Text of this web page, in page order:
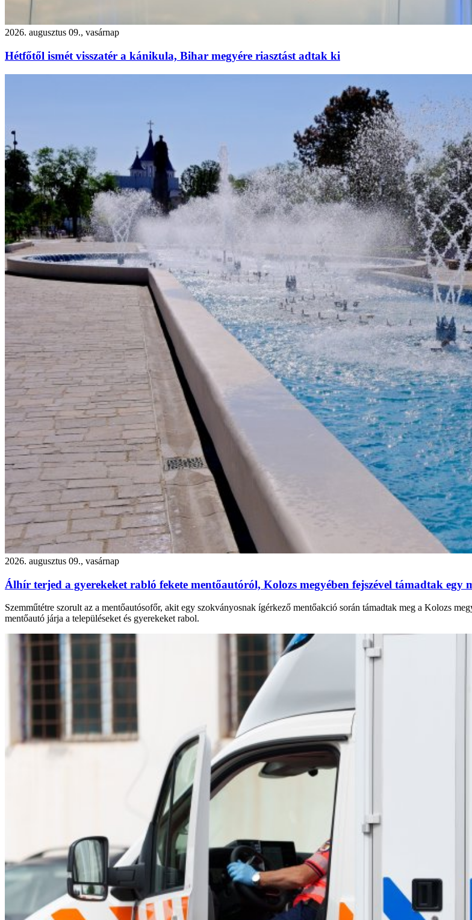
2026. augusztus 09., vasárnap
Hétfőtől ismét visszatér a kánikula, Bihar megyére riasztást adtak ki
2026. augusztus 09., vasárnap
Álhír terjed a gyerekeket rabló fekete mentőautóról, Kolozs megyében fejszével támadtak egy
Szemműtétre szorult az a mentőautósofőr, akit egy szokványosnak ígérkező mentőakció során támadtak meg a Kolozs
mentőautó járja a településeket és gyerekeket rabol.